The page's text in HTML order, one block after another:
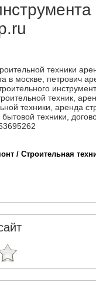
техники
в москве, петрович
техник,
техники, аренда
техники,
/ Строительная